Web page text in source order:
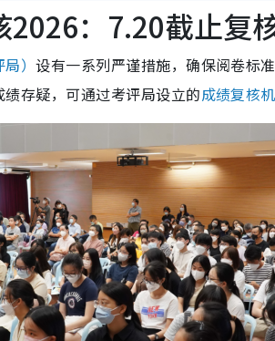
DSE Appeal 会降grade吗？
卷如何提升等级？
Appeal 结果何时出？
果方法
诉复核
2026：7.20截止复
局）设有一系列严谨措施，确保阅卷标
存疑，可通过考评局设立的成绩复核